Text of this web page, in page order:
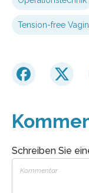
Tension-free
Schreiben Sie